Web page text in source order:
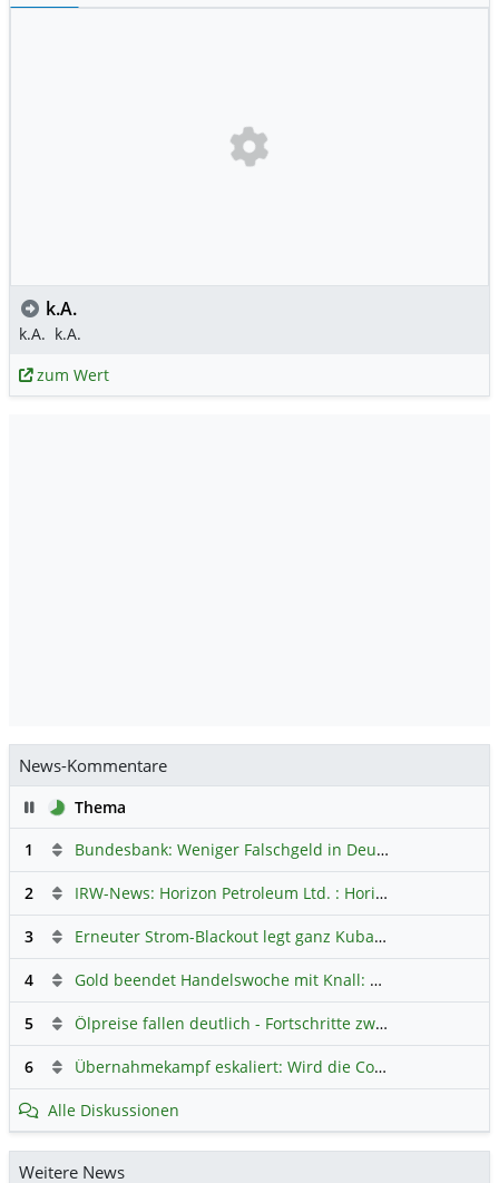
k.A.
k.A. k.A.
zum Wert
News-Kommentare
PauseThema
1
Bundesbank: Weniger Falschgeld in Deutschland
2 IRW-News: Horizon Petroleum Ltd. : Horizon Petroleum beginnt mit der Testförderung im Projekt Lachowice in Polen und schließt die Platzierung einer überzeichneten Wandelanleihe ab
3 Erneuter Strom-Blackout legt ganz Kuba lahm
4 Gold beendet Handelswoche mit Knall: Barrick Mining – Ist diese Aktie wieder ein Kauf?
5 Ölpreise fallen deutlich - Fortschritte zwischen USA und Iran belasten
6 Übernahmekampf eskaliert: Wird die Commerzbank italienisch?
Alle Diskussionen
Weitere News